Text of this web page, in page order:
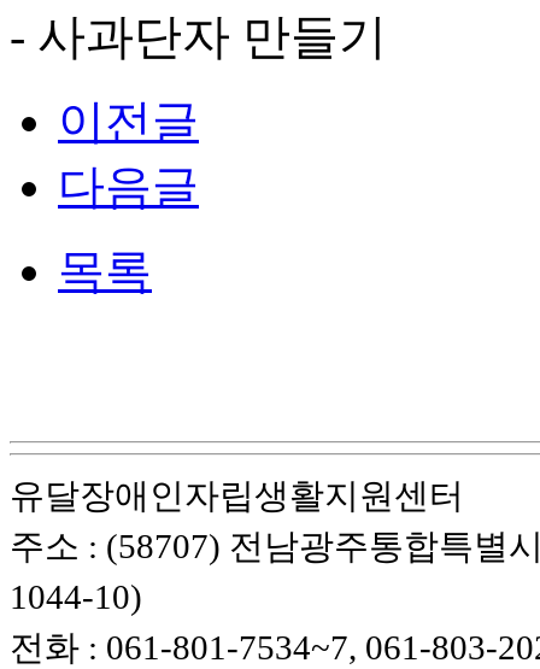
- 사과단자 만들기
이전글
다음글
목록
유달장애인자립생활지원센터
주소 : (58707) 전남광주통합특별
1044-10)
전화 : 061-801-7534~7, 061-803-